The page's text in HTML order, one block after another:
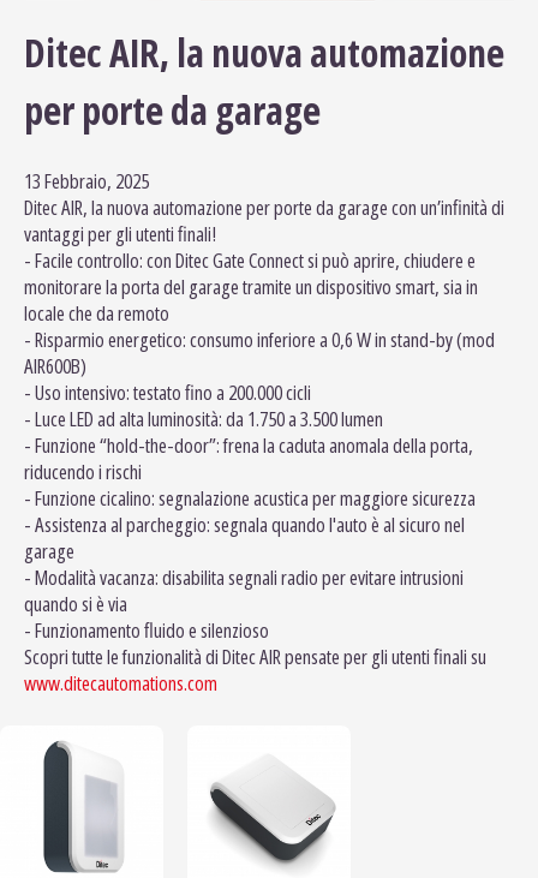
Ditec AIR, la nuova automazione
per porte da garage
13 Febbraio, 2025
Ditec AIR, la nuova automazione per porte da garage con un’infinità di
vantaggi per gli utenti finali!
- Facile controllo: con Ditec Gate Connect si può aprire, chiudere e
monitorare la porta del garage tramite un dispositivo smart, sia in
locale che da remoto
- Risparmio energetico: consumo inferiore a 0,6 W in stand-by (mod
AIR600B)
- Uso intensivo: testato fino a 200.000 cicli
- Luce LED ad alta luminosità: da 1.750 a 3.500 lumen
- Funzione “hold-the-door”: frena la caduta anomala della porta,
riducendo i rischi
- Funzione cicalino: segnalazione acustica per maggiore sicurezza
- Assistenza al parcheggio: segnala quando l'auto è al sicuro nel
garage
- Modalità vacanza: disabilita segnali radio per evitare intrusioni
quando si è via
- Funzionamento fluido e silenzioso
Scopri tutte le funzionalità di Ditec AIR pensate per gli utenti finali su
www.ditecautomations.com